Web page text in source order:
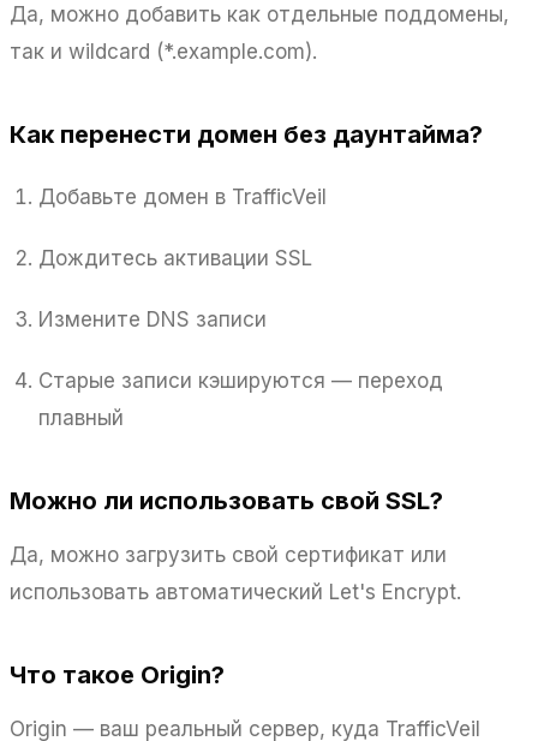
Да, можно добавить как отдельные поддомены,
так и wildcard (*.example.com).
Как перенести домен без даунтайма?
Добавьте домен в TrafficVeil
Дождитесь активации SSL
Измените DNS записи
Старые записи кэшируются — переход
плавный
Можно ли использовать свой SSL?
Да, можно загрузить свой сертификат или
использовать автоматический Let's Encrypt.
Что такое Origin?
Origin — ваш реальный сервер, куда TrafficVeil